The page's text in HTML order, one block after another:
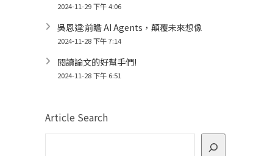
2024-11-29 下午 4:06
吳恩達:前瞻 AI Agents，顛覆未來想像
2024-11-28 下午 7:14
閱讀論文的好幫手們!
2024-11-28 下午 6:51
Article Search